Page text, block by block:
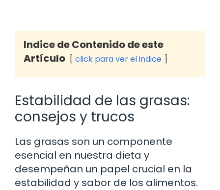
Indice de Contenido de este
Artículo
click para ver el indice
Estabilidad de las grasas:
consejos y trucos
Las grasas son un componente
esencial en nuestra dieta y
desempeñan un papel crucial en la
estabilidad y sabor de los alimentos.